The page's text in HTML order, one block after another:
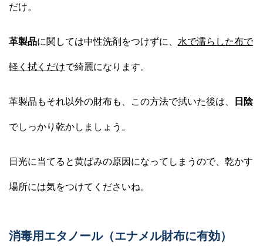
だけ。
革製品に関しては中性洗剤をつけずに、 水で濡らした布で
軽く拭くだけで綺麗になります。
革製品もそれ以外の財布も、この方法で拭いた後は、 日陰
でしっかり乾かしましょう。
日光に当てると黄ばみの原因になってしまうので、乾かす
場所には気をつけてくださいね。
消毒用エタノール（エナメル財布に有効）